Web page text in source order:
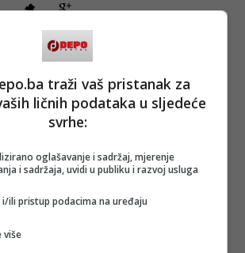
društvenih mreža
traži vaš pristanak za
ličnih podataka u sljedeće
svrhe:
oglašavanje i sadržaj, mjerenje
i sadržaja, uvidi u publiku i razvoj usluga
i/ili pristup podacima na uređaju
više